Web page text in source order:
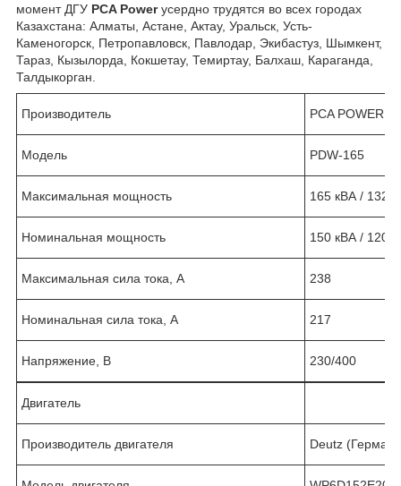
момент ДГУ PCA Powerусердно трудятся во всех городах
Казахстана: Алматы, Астане, Актау, Уральск, Усть-
Каменогорск, Петропавловск, Павлодар, Экибастуз, Шымкент,
Тараз, Кызылорда, Кокшетау, Темиртау, Балхаш, Караганда,
Талдыкорган.
Производитель PCA POWER
Модель PDW-165
Максимальная мощность 165 кВА / 132
Номинальная мощность 150 кВА / 120
Максимальная сила тока, А 238
Номинальная сила тока, А 217
Напряжение, В 230/400
Двигатель
Производитель двигателя Deutz